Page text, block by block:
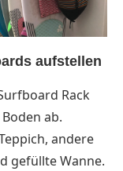
aufstellen
Rack
ab.
andere
gefüllte Wanne.